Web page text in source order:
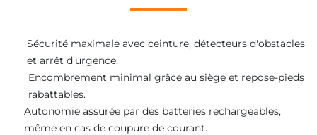
Sécurité maximale avec ceinture, détecteurs d'obstacles
et arrêt d'urgence.
Encombrement minimal grâce au siège et repose-pieds
rabattables.
Autonomie assurée par des batteries rechargeables,
même en cas de coupure de courant.